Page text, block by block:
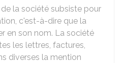
la société subsiste pour
c'est-à-dire que la
en son nom. La société
les lettres, factures,
diverses la mention